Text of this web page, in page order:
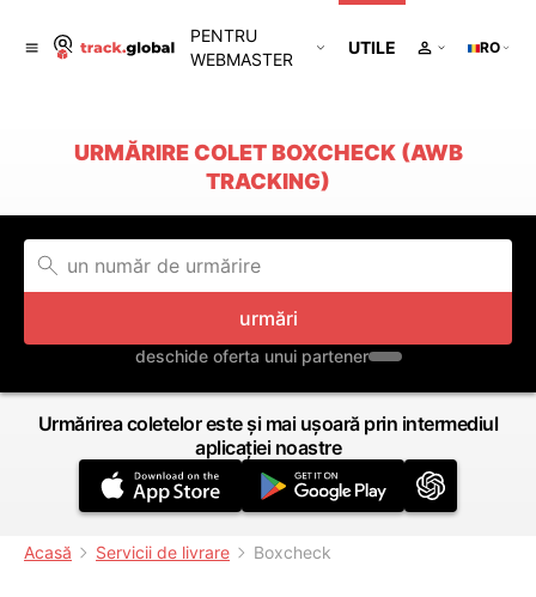
PENTRU
WEBMASTER
UTILE RO
URMĂRIRE COLET BOXCHECK (AWB
TRACKING)
urmări
deschide oferta unui partener
Urmărirea coletelor este și mai ușoară prin intermediul
aplicației noastre
Acasă Servicii de livrare Boxcheck